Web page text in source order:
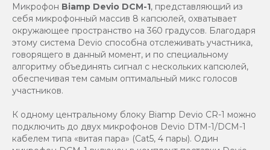
Микрофон Biamp Devio DCM-1, представляющий из
себя микрофонный массив 8 капсюлей, охватывает
окружающее пространство на 360 градусов. Благодаря
этому система Devio способна отслеживать участника,
говорящего в данный момент, и по специальному
алгоритму объединять сигнал с нескольких капсюлей,
обеспечивая тем самым оптимальный микс голосов
участников.
К одному центральному блоку Biamp Devio CR-1 можно
подключить до двух микрофонов Devio DTM-1/DCM-1
кабелем типа «витая пара» (Cat5, 4 пары). Один